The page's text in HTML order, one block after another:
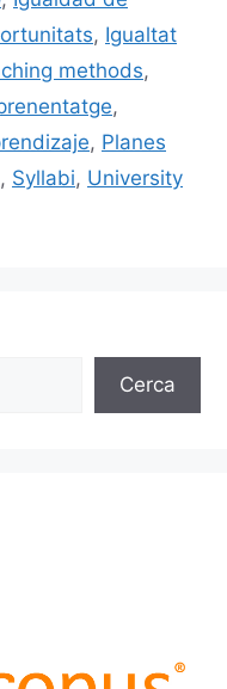
ix
, Igualtat
methods,
,
, Planes
, Syllabi, University
Cerca